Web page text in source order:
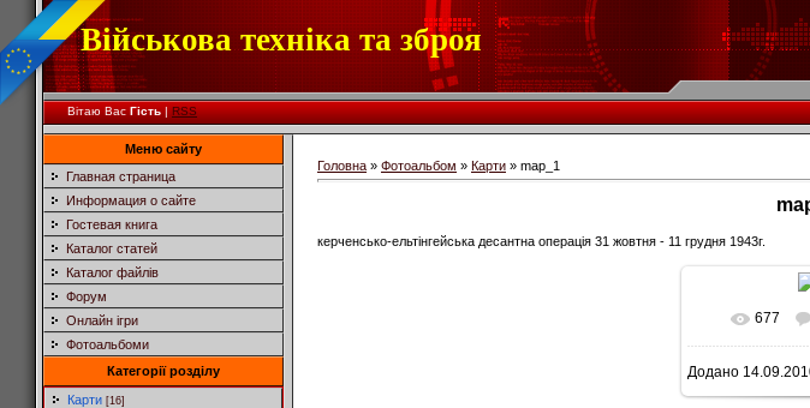
Військова техніка та зброя
Вітаю Вас Гість|RSS
Меню сайту
Главная страница
Информация о сайте
Гостевая книга
Каталог статей
Каталог файлів
Форум
Онлайн ігри
Фотоальбоми
Категорії розділу
Карти [16]
Головна » Фотоальбом » Карти » map_1
керченсько-ельтінгейська десантна операція 31 жовтня - 11 грудня 1943г.
У
677
Додано